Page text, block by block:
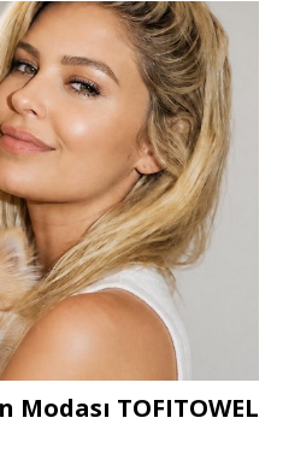
TOFITOWEL